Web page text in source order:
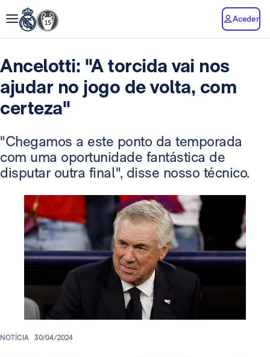
Aceder
Ancelotti: "A torcida vai nos
ajudar no jogo de volta, com
certeza"
"Chegamos a este ponto da temporada
com uma oportunidade fantástica de
disputar outra final", disse nosso técnico.
NOTÍCIA 30/04/2024